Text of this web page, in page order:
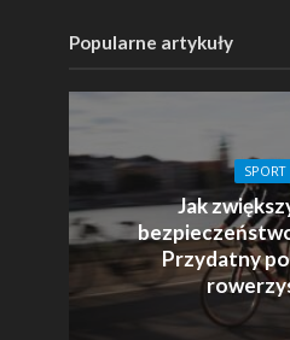
Popularne artykuły
SPORT
Jak
Przydatny